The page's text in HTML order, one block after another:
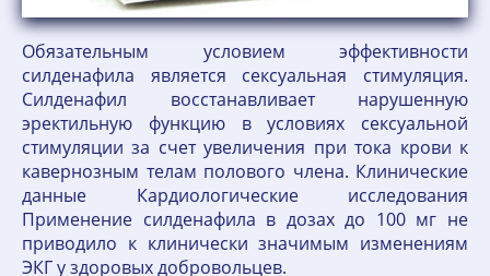
Обязательным условием эффективности
силденафила является сексуальная стимуляция.
Силденафил восстанавливает нарушенную
эректильную функцию в условиях сексуальной
стимуляции за счет увеличения при тока крови к
кавернозным телам полового члена. Клинические
данные Кардиологические исследования
Применение силденафила в дозах до 100 мг не
приводило к клинически значимым изменениям
ЭКГ у здоровых добровольцев.